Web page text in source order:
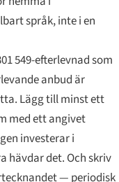
språk, inte i en
549-efterlevnad som
anbud är
Lägg till minst ett
med ett angivet
investerar i
hävdar det. Och skriv
— periodisk